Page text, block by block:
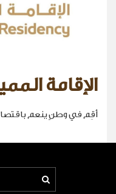
الإقامة
أقِم في وطنٍ ينعم